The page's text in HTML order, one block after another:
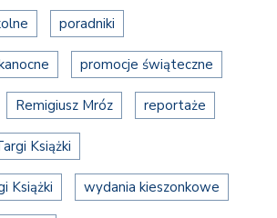
poradniki
promocje świąteczne
Remigiusz Mróz reportaże
Książki
Książki wydania kieszonkowe